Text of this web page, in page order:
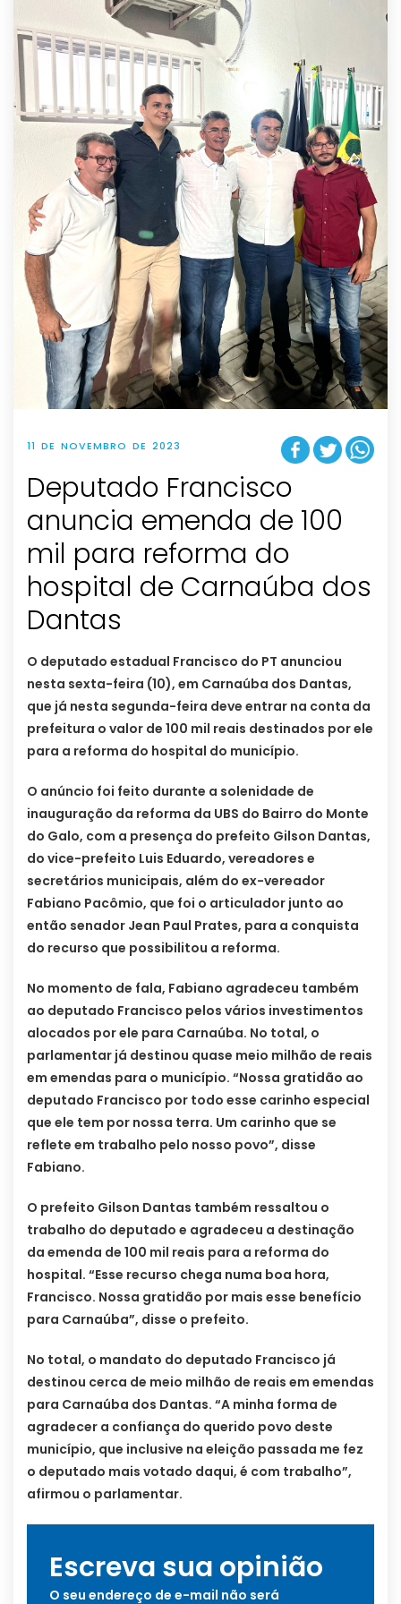
11 DE NOVEMBRO DE 2023
Deputado Francisco
anuncia emenda de 100
mil para reforma do
hospital de Carnaúba dos
Dantas
O deputado estadual Francisco do PT anunciou
nesta sexta-feira (10), em Carnaúba dos Dantas,
que já nesta segunda-feira deve entrar na conta da
prefeitura o valor de 100 mil reais destinados por ele
para a reforma do hospital do município.
O anúncio foi feito durante a solenidade de
inauguração da reforma da UBS do Bairro do Monte
do Galo, com a presença do prefeito Gilson Dantas,
do vice-prefeito Luis Eduardo, vereadores e
secretários municipais, além do ex-vereador
Fabiano Pacômio, que foi o articulador junto ao
então senador Jean Paul Prates, para a conquista
do recurso que possibilitou a reforma.
No momento de fala, Fabiano agradeceu também
ao deputado Francisco pelos vários investimentos
alocados por ele para Carnaúba. No total, o
parlamentar já destinou quase meio milhão de reais
em emendas para o município. “Nossa gratidão ao
deputado Francisco por todo esse carinho especial
que ele tem por nossa terra. Um carinho que se
reflete em trabalho pelo nosso povo”, disse
Fabiano.
O prefeito Gilson Dantas também ressaltou o
trabalho do deputado e agradeceu a destinação
da emenda de 100 mil reais para a reforma do
hospital. “Esse recurso chega numa boa hora,
Francisco. Nossa gratidão por mais esse benefício
para Carnaúba”, disse o prefeito.
No total, o mandato do deputado Francisco já
destinou cerca de meio milhão de reais em emendas
para Carnaúba dos Dantas. “A minha forma de
agradecer a confiança do querido povo deste
município, que inclusive na eleição passada me fez
o deputado mais votado daqui, é com trabalho”,
afirmou o parlamentar.
Escreva sua opinião
O seu endereço de e-mail não será